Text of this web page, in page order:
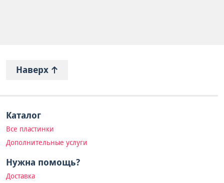
Наверх
Каталог
Все пластинки
Дополнительные услуги
Нужна помощь?
Доставка